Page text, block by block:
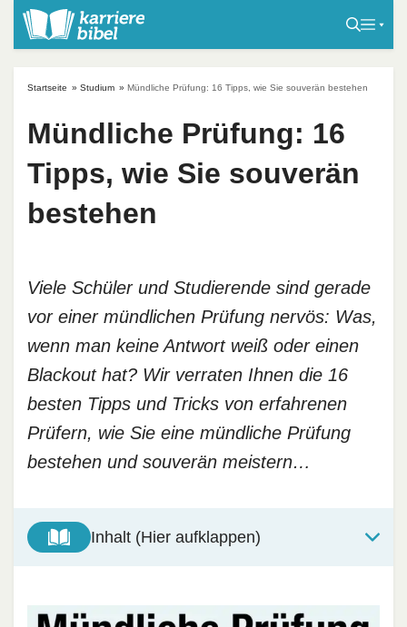
Startseite » Studium » Mündliche Prüfung: 16 Tipps, wie Sie souverän bestehen
Mündliche Prüfung: 16
Tipps, wie Sie souverän
bestehen
Viele Schüler und Studierende sind gerade
vor einer mündlichen Prüfung nervös: Was,
wenn man keine Antwort weiß oder einen
Blackout hat? Wir verraten Ihnen die 16
besten Tipps und Tricks von erfahrenen
Prüfern, wie Sie eine mündliche Prüfung
bestehen und souverän meistern…
Inhalt (Hier aufklappen)